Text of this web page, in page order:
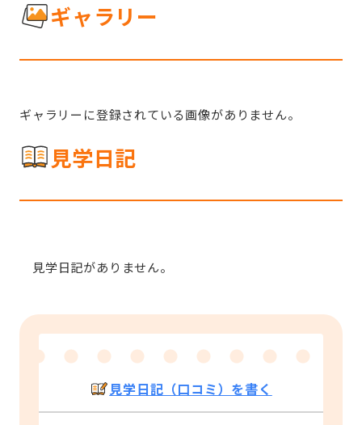
ギャラリー
ギャラリーに登録されている画像がありません。
見学日記
見学日記がありません。
見学日記（口コミ）を書く